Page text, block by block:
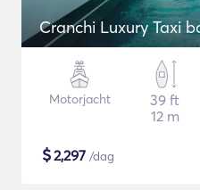
Cranchi Luxury Taxi
Motorjacht
39 ft
12 m
$2,297 /dag